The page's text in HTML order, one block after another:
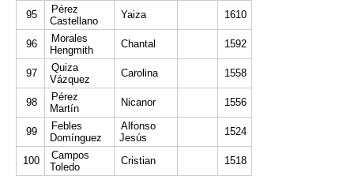
95
Pérez
Castellano
Yaiza 1610
96
Morales
Hengmith
Chantal 1592
97
Quiza
Vázquez
Carolina 1558
98
Pérez
Martín
Nicanor 1556
99
Febles
Domínguez
Alfonso
Jesús
1524
100
Campos
Toledo
Cristian 1518